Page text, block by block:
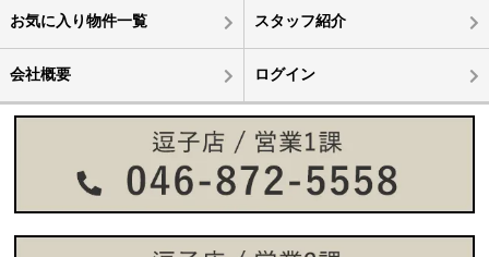
お気に入り物件一覧 スタッフ紹介
会社概要 ログイン